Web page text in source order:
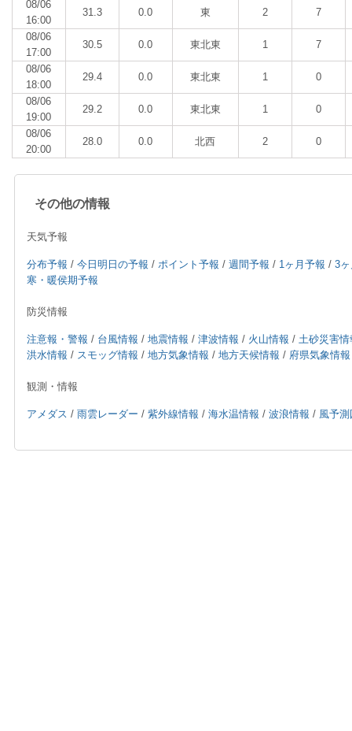
08/06
16:00
31.3 0.0 東 2 7
08/06
17:00
30.5 0.0 東北東 1 7
08/06
18:00
29.4 0.0 東北東 1 0
08/06
19:00
29.2 0.0 東北東 1 0
08/06
20:00
28.0 0.0 北西 2 0
その他の情報
天気予報
分布予報 / 今日明日の予報 / ポイント予報 / 週間予報 / 1ヶ月予報 / 3
寒・暖侯期予報
防災情報
注意報・警報 / 台風情報 / 地震情報 / 津波情報 / 火山情報 / 土砂災害情
洪水情報 / スモッグ情報 / 地方気象情報 / 地方天候情報 / 府県気象情報
観測・情報
アメダス / 雨雲レーダー / 紫外線情報 / 海水温情報 / 波浪情報 / 風予測